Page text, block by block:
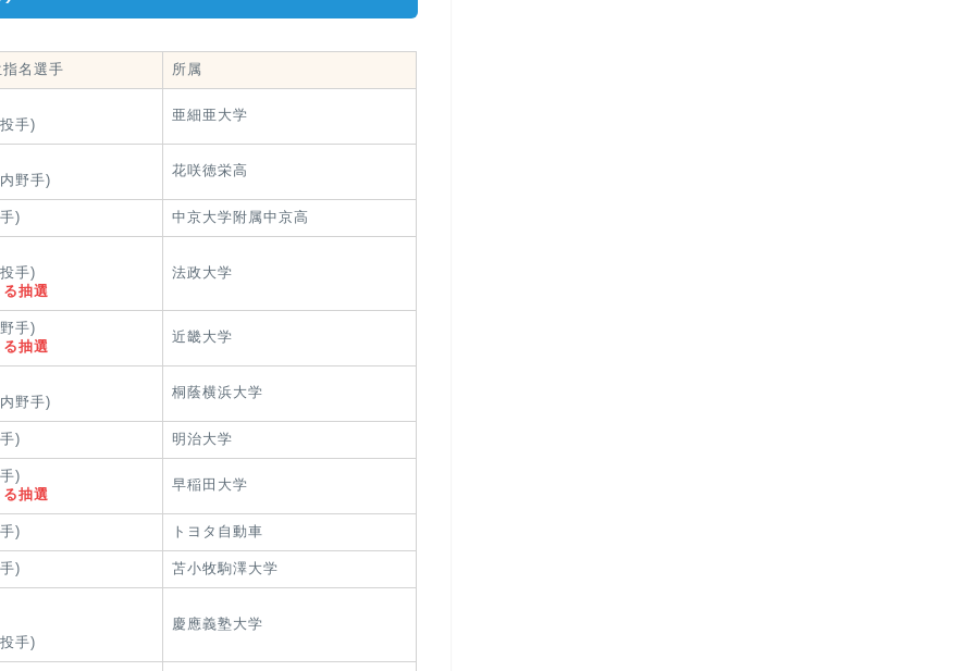
名選手 所属
手)
亜細亜大学
野手)
花咲徳栄高
) 中京大学附属中京高
手)
抽選
法政大学
手)
抽選
近畿大学
野手)
桐蔭横浜大学
) 明治大学
)
抽選
早稲田大学
) トヨタ自動車
) 苫小牧駒澤大学
手)
慶應義塾大学